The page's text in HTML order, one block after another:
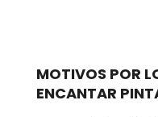
MOTIVOS POR
ENCANTAR